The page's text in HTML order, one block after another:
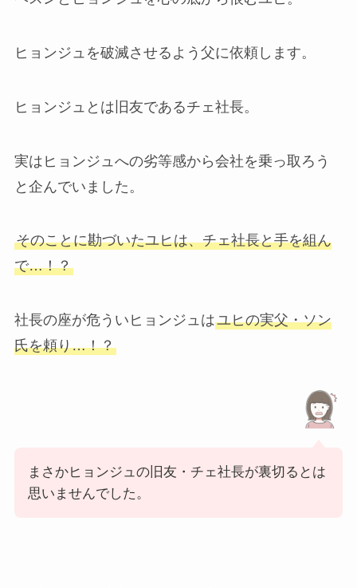
ヒョンジュを破滅させるよう父に依頼します。
ヒョンジュとは旧友であるチェ社長。
実はヒョンジュへの劣等感から会社を乗っ取ろう
と企んでいました。
そのことに勘づいたユヒは、チェ社長と手を組ん
で…！？
社長の座が危ういヒョンジュはユヒの実父・ソン
氏を頼り…！？
まさかヒョンジュの旧友・チェ社長が裏切るとは
思いませんでした。